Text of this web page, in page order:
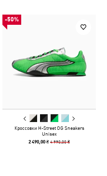
-50%
Кроссовки H-Street OG Sneakers
Unisex
2 490,00 ₴4 990,00 ₴